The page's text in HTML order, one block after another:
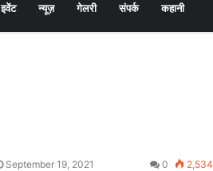
इवेंट न्यूज़ गेलरी संपर्क कहानी
September 19, 2021 0 2,534